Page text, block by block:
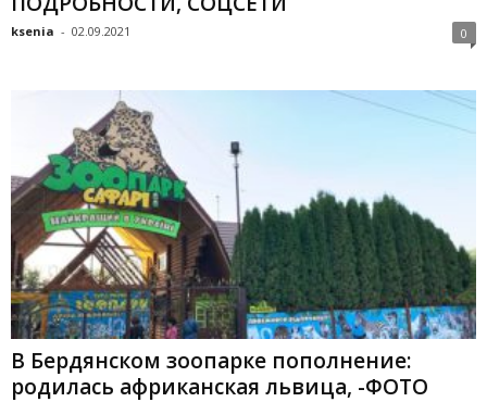
ksenia - 02.09.2021 0
В Бердянском зоопарке пополнение:
родилась африканская львица, -ФОТО